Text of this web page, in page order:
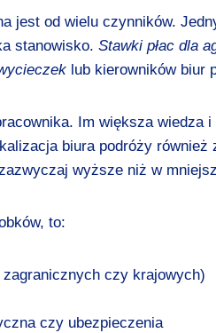
jest od wielu czynników.
stanowisko. Stawki płac dla
lub kierowników biur
Im większa wiedza
biura podróży również
wyższe niż w
to:
czy krajowych)
czy ubezpieczenia